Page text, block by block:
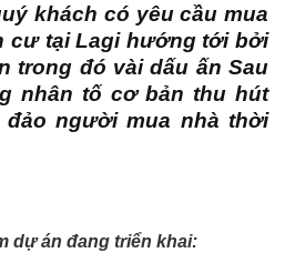
khách có yêu cầu mua
cư tại Lagi hướng tới bởi
trong đó vài dấu ấn Sau
nhân tố cơ bản thu hút
người mua nhà thời
dự án đang triển khai: